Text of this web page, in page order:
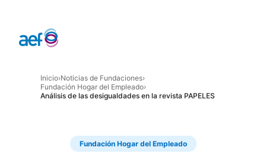
Inicio›Noticias de Fundaciones›
Fundación Hogar del Empleado›
Análisis de las desigualdades en la revista PAPELES
Fundación Hogar del Empleado